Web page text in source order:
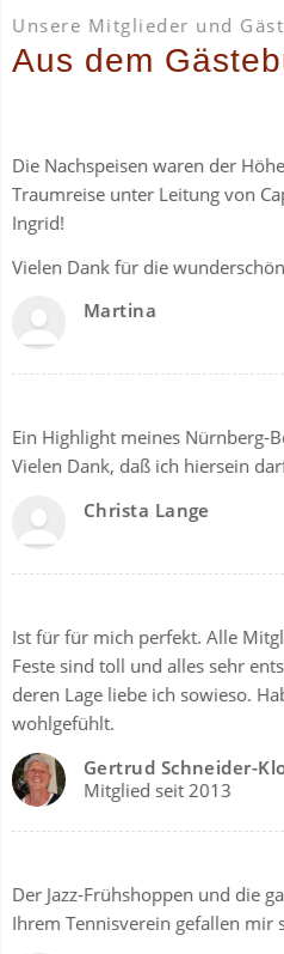
Unsere Mitglieder und
Aus dem
Die Nachspeisen waren der
Traumreise unter Leitung von
Ingrid!
Vielen Dank für die
Martina
Ein Highlight meines Nürnberg-
Vielen Dank, daß ich hiersein
Christa Lange
Ist für für mich perfekt. Alle
Feste sind toll und alles sehr
deren Lage liebe ich sowieso.
wohlgefühlt.
Gertrud Schneider-
Mitglied seit 2013
Der Jazz-Frühshoppen und die
Ihrem Tennisverein gefallen mir